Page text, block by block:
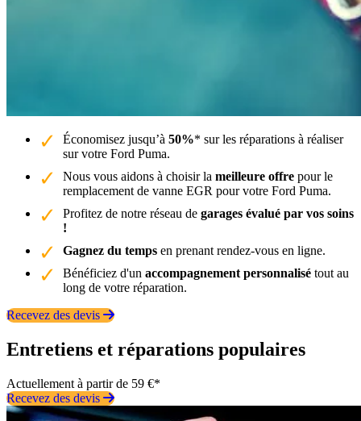
Économisez jusqu’à 50%* sur les réparations à réaliser
sur votre Ford Puma.
Nous vous aidons à choisir la meilleure offre pour le
remplacement de vanne EGR pour votre Ford Puma.
Profitez de notre réseau de garages évalué par vos soins
!
Gagnez du temps en prenant rendez-vous en ligne.
Bénéficiez d'un accompagnement personnalisé tout au
long de votre réparation.
Recevez des devis
Entretiens et réparations populaires
Actuellement à partir de 59 €*
Recevez des devis